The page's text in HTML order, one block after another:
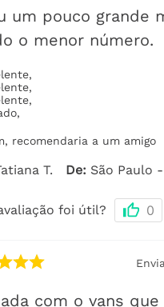
um pouco grande
o menor número.
,
,
,
,
recomendaria a um amigo
T. De: São Paulo -
foi útil? 0
com o vans